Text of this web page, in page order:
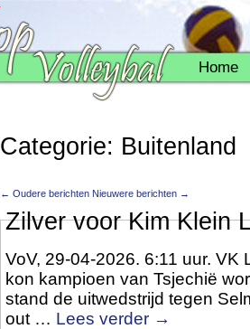
Home
Categorie: Buitenland
← Oudere berichten Nieuwere berichten →
Zilver voor Kim Klein
VoV, 29-04-2026. 6:11 uur.
kon kampioen van Tsjechië
stand de uitwedstrijd tegen
out … Lees verder →